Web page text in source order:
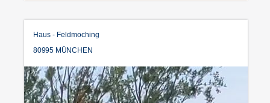
Haus - Feldmoching
80995 MÜNCHEN